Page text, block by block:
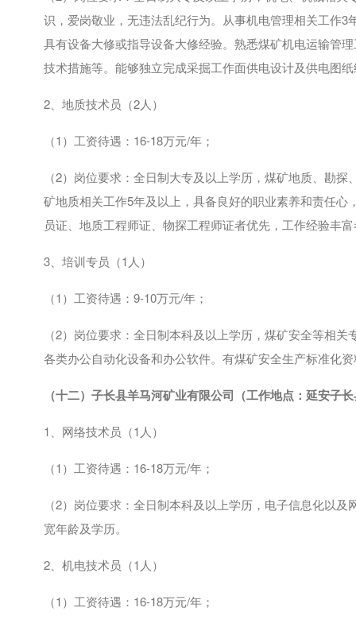
识，爱岗敬业，无违法乱纪行为。从事机电管理相关工作3
具有设备大修或指导设备大修经验。熟悉煤矿机电运输管
技术措施等。能够独立完成采掘工作面供电设计及供电图
2、地质技术员（2人）
（1）工资待遇： 16-18万元/年；
（2）岗位要求：全日制大专及以上学历，煤矿地质、勘探
矿地质相关工作5年及以上，具备良好的职业素养和责任心
员证、地质工程师证、物探工程师证者优先，工作经验丰
3、培训专员（1 人）
（1）工资待遇： 9-10万元/年；
（2）岗位要求：全日制本科及以上学历，煤矿安全等相关
各类办公自动化设备和办公软件。有煤矿安全生产标准化
（十二） 子长县羊马河矿业有限公司（工作地点：延安子
1、网络技术员（1 人）
（1）工资待遇： 16-18万元/年；
（2）岗位要求：全日制本科及以上学历，电子信息化以
宽年龄及学历。
2、机电技术员（1 人）
（1）工资待遇： 16-18万元/年；